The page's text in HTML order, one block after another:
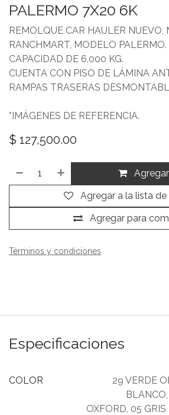
PALERMO 7X20 6K
REMOLQUE CAR HAULER NUEVO,
RANCHMART, MODELO
CAPACIDAD DE 6,000 KG.
CUENTA CON PISO DE LÁMINA
RAMPAS TRASERAS
*IMÁGENES DE REFERENCIA.
$ 127,500.00
Agregar para
Agregar a la lista de
Términos y condiciones
Especificaciones
COLOR 29 VERDE
BLANCO,
OXFORD, 05